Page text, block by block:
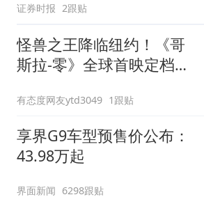
证券时报 2跟贴
怪兽之王降临纽约！《哥
斯拉-零》全球首映定档9
有态度网友ytd3049 1跟贴
享界G9车型预售价公布：
43.98万起
界面新闻 6298跟贴